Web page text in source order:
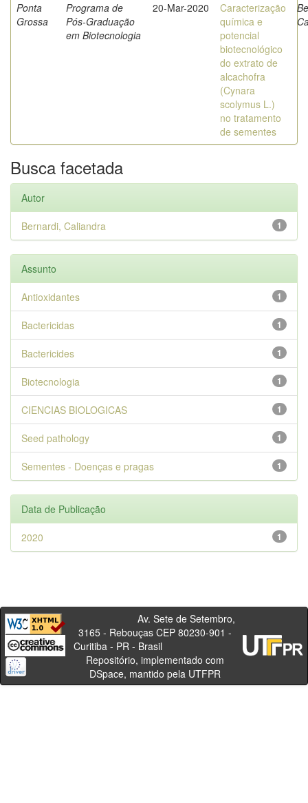
Ponta
Grossa
Programa de
Pós-Graduação
em Biotecnologia
20-Mar-2020
Caracterização
química e
potencial
biotecnológico
do extrato de
alcachofra
(Cynara
scolymus L.)
no tratamento
de sementes
Busca facetada
Autor
1
Bernardi, Caliandra
Assunto
1
Antioxidantes
1
Bactericidas
1
Bactericides
1
Biotecnologia
1
CIENCIAS BIOLOGICAS
1
Seed pathology
1
Sementes - Doenças e pragas
Data de Publicação
1
2020
Av. Sete de Setembro,
3165 - Rebouças CEP 80230-901 -
Curitiba - PR - Brasil
Repositório, implementado com
DSpace, mantido pela UTFPR